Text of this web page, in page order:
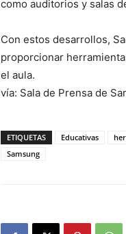
como auditorios y salas
Con estos desarrollos,
proporcionar
el aula.
vía: Sala de Prensa de
ETIQUETAS Educativas
Samsung